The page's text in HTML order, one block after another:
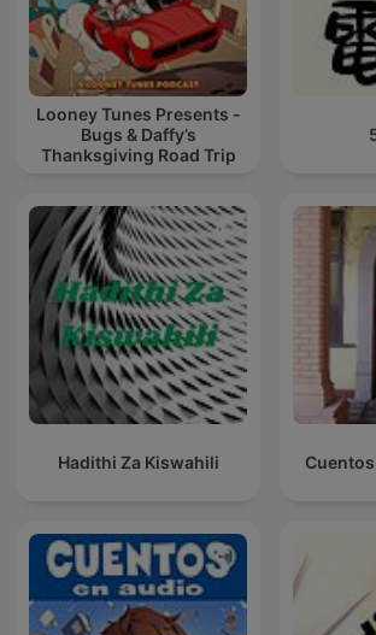
Looney Tunes Presents -
Bugs & Daffy’s
Thanksgiving Road Trip
Hadithi Za Kiswahili